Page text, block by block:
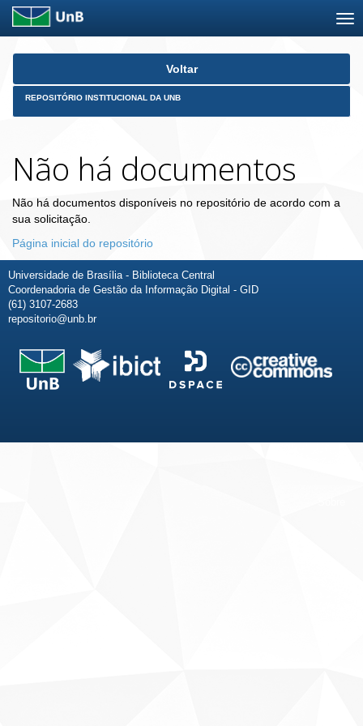
Skip
Voltar
REPOSITÓRIO INSTITUCIONAL DA UNB
Não há documentos
Não há documentos disponíveis no repositório de acordo com a
sua solicitação.
Página inicial do repositório
Universidade de Brasília - Biblioteca Central
Coordenadoria de Gestão da Informação Digital - GID
(61) 3107-2683
repositorio@unb.br